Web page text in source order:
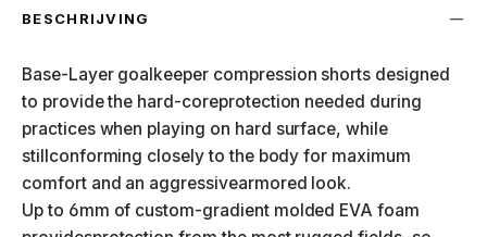
BESCHRIJVING
Base-Layer goalkeeper compression shorts designed
to provide the hard-coreprotection needed during
practices when playing on hard surface, while
stillconforming closely to the body for maximum
comfort and an aggressivearmored look.
Up to 6mm of custom-gradient molded EVA foam